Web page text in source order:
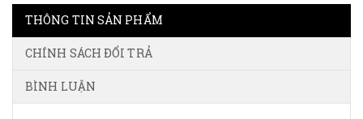
THÔNG TIN SẢN PHẨM
CHÍNH SÁCH ĐỔI TRẢ
BÌNH LUẬN